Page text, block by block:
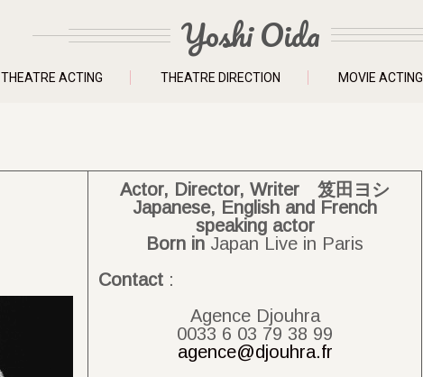
Yoshi Oida
THEATRE ACTING THEATRE DIRECTION MOVIE ACTING
Actor, Director, Writer 笈田ヨシ
Japanese, English and French
speaking actor
Born in Japan Live in Paris
Contact:
Agence Djouhra
0033 6 03 79 38 99
agence@djouhra.fr